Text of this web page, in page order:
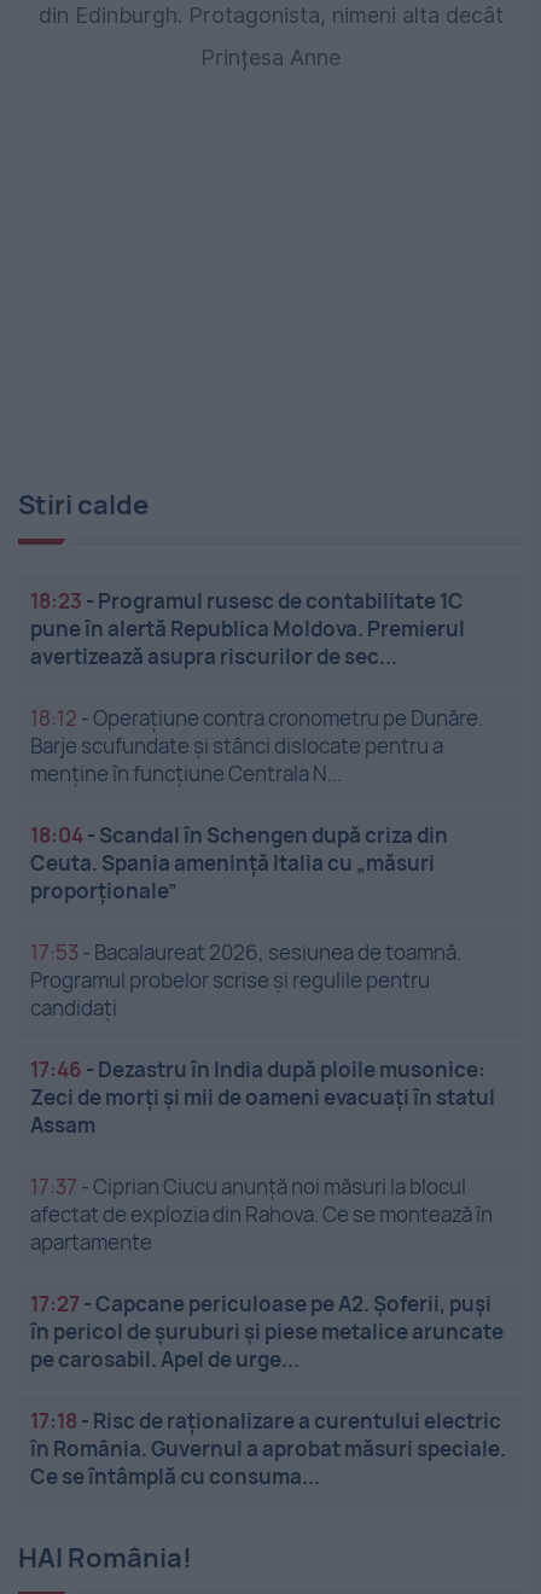
din Edinburgh. Protagonista, nimeni alta decât
Prințesa Anne
Stiri calde
18:23 - Programul rusesc de contabilitate 1C
pune în alertă Republica Moldova. Premierul
avertizează asupra riscurilor de sec...
18:12 -Operațiune contra cronometru pe Dunăre.
Barje scufundate și stânci dislocate pentru a
menține în funcțiune Centrala N...
18:04- Scandal în Schengen după criza din
Ceuta. Spania amenință Italia cu „măsuri
proporționale”
17:53 - Bacalaureat 2026, sesiunea de toamnă.
Programul probelor scrise și regulile pentru
candidați
17:46 - Dezastru în India după ploile musonice:
Zeci de morți și mii de oameni evacuați în statul
Assam
17:37 -Ciprian Ciucu anunță noi măsuri la blocul
afectat de explozia din Rahova. Ce se montează în
apartamente
17:27 -Capcane periculoase pe A2. Șoferii, puși
în pericol de șuruburi și piese metalice aruncate
pe carosabil. Apel de urge...
17:18 - Risc de raționalizare a curentului electric
în România. Guvernul a aprobat măsuri speciale.
Ce se întâmplă cu consuma...
HAI România!